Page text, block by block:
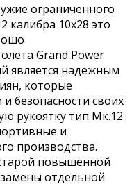
ограниченного
калибра 10x28 это
Grand Power
является надежным
которые
и безопасности своих
рукоятку тип Мк.12
и
производства.
повышенной
отдельной